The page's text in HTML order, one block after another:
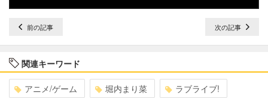
前の記事 次の記事
関連キーワード
アニメ/ゲーム 堀内まり菜 ラブライブ!